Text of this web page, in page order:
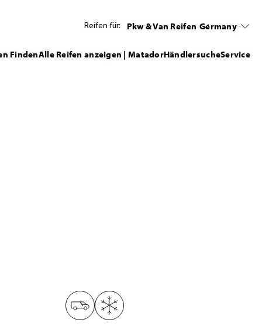
Reifen für: Pkw & Van Reifen Germany
FindenAlle Reifen anzeigen | MatadorHändlersucheService